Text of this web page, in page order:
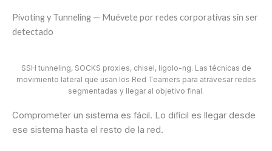
Pivoting y Tunneling — Muévete por redes corporativas sin ser
detectado
SSH tunneling, SOCKS proxies, chisel, ligolo-ng. Las técnicas de
movimiento lateral que usan los Red Teamers para atravesar redes
segmentadas y llegar al objetivo final.
Comprometer un sistema es fácil. Lo difícil es llegar desde
ese sistema hasta el resto de la red.